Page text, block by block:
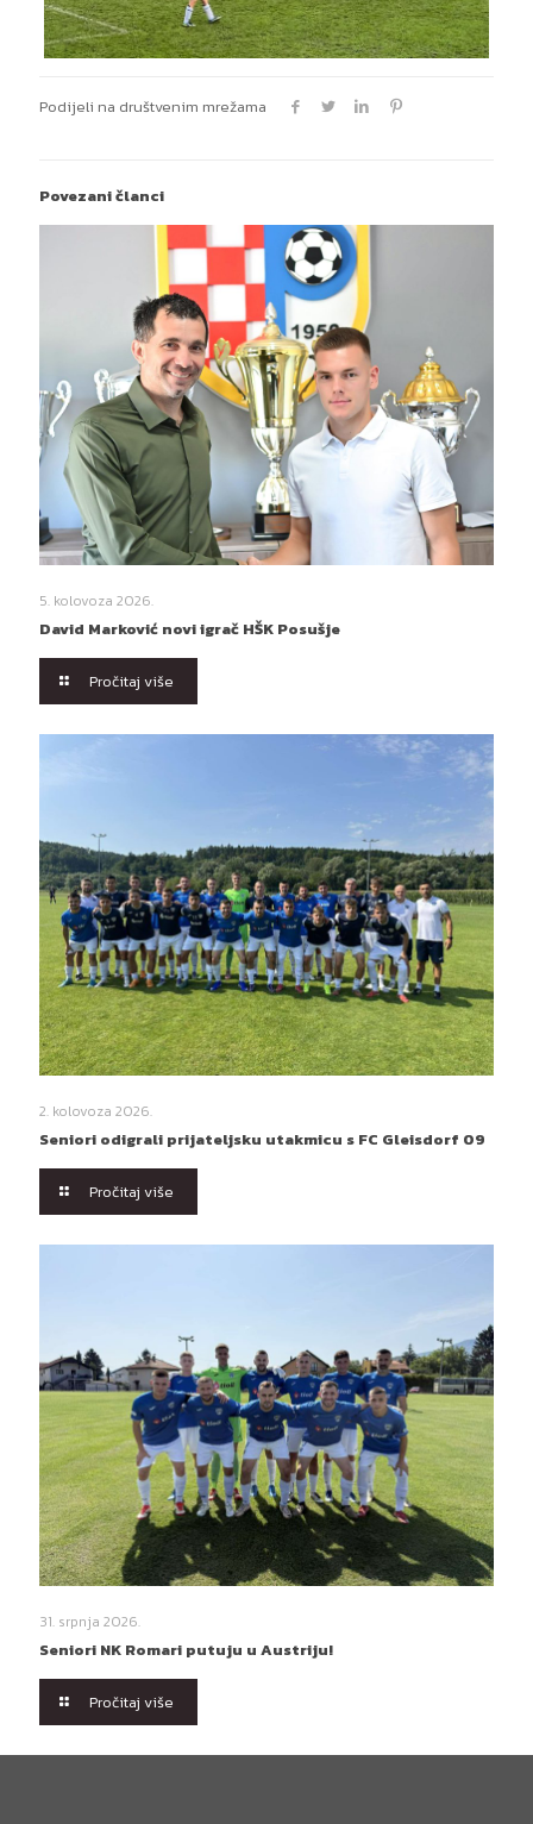
Podijeli na društvenim mrežama
Povezani članci
5. kolovoza 2026.
David Marković novi igrač HŠK Posušje
Pročitaj više
2. kolovoza 2026.
Seniori odigrali prijateljsku utakmicu s FC Gleisdorf 09
Pročitaj više
31. srpnja 2026.
Seniori NK Romari putuju u Austriju!
Pročitaj više